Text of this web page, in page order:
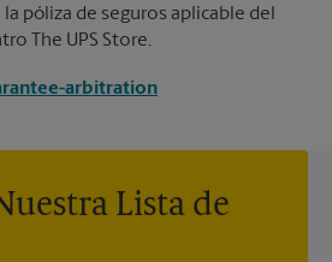
póliza de seguros aplicable del
The UPS Store.
arbitration
Lista de